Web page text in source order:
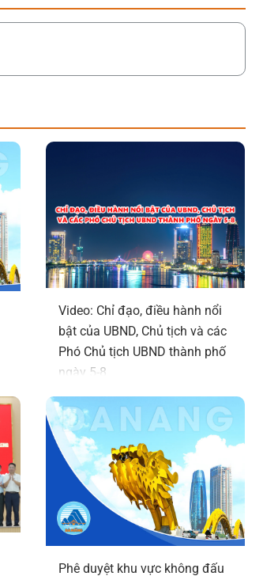
Video: Chỉ đạo, điều hành nổi
bật của UBND, Chủ tịch và các
Phó Chủ tịch UBND thành phố
ngày 5-8
Phê duyệt khu vực không đấu